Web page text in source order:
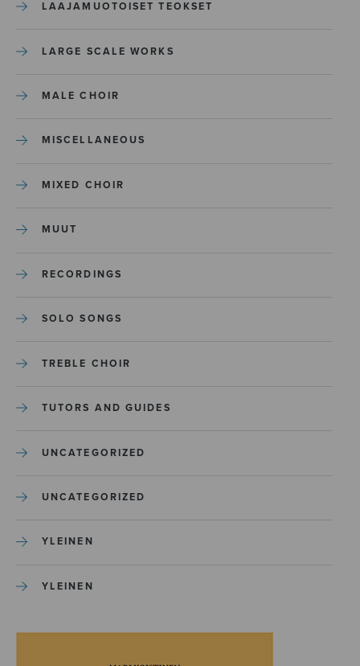
LAAJAMUOTOISET TEOKSET
LARGE SCALE WORKS
MALE CHOIR
MISCELLANEOUS
MIXED CHOIR
MUUT
RECORDINGS
SOLO SONGS
TREBLE CHOIR
TUTORS AND GUIDES
UNCATEGORIZED
UNCATEGORIZED
YLEINEN
YLEINEN